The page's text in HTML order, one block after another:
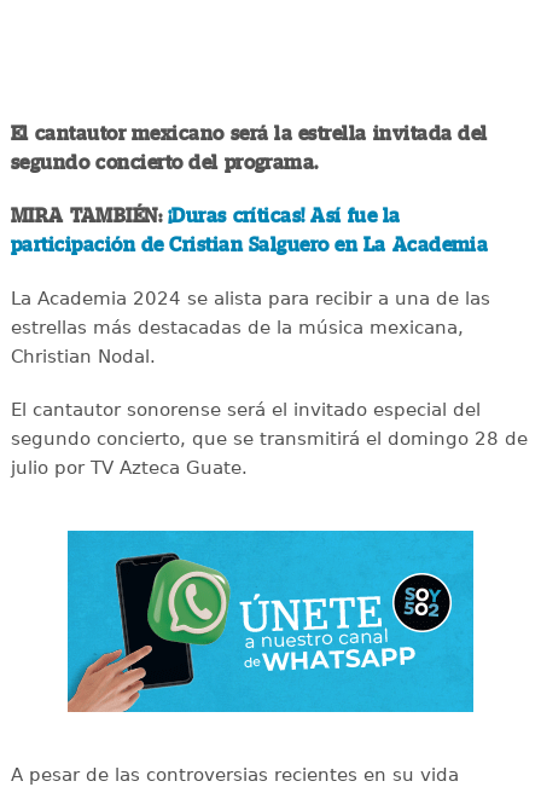
El cantautor mexicano será la estrella invitada del
segundo concierto del programa.
MIRA TAMBIÉN:¡Duras críticas! Así fue la
participación de Cristian Salguero en La Academia
La Academia 2024 se alista para recibir a una de las
estrellas más destacadas de la música mexicana,
Christian Nodal.
El cantautor sonorense será el invitado especial del
segundo concierto, que se transmitirá el domingo 28 de
julio por TV Azteca Guate.
A pesar de las controversias recientes en su vida